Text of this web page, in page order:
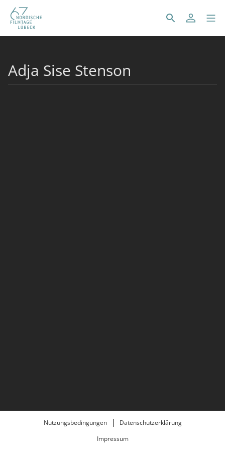
Adja Sise Stenson
Nutzungsbedingungen
Datenschutzerklärung
Impressum